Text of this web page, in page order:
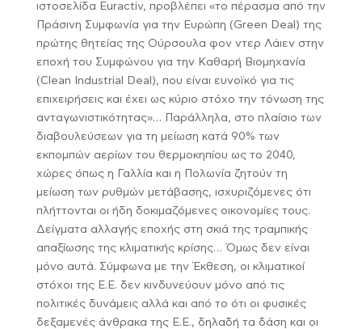
ιστοσελίδα Euractiv, προβλέπει «το πέρασμα από την
Πράσινη Συμφωνία για την Ευρώπη (Green Deal) της
πρώτης θητείας της Ούρσουλα φον ντερ Λάιεν στην
εποχή του Συμφώνου για την Καθαρή Βιομηχανία
(Clean Industrial Deal), που είναι ευνοϊκό για τις
επιχειρήσεις και έχει ως κύριο στόχο την τόνωση της
ανταγωνιστικότητας»… Παράλληλα, στο πλαίσιο των
διαβουλεύσεων για τη μείωση κατά 90% των
εκπομπών αερίων του θερμοκηπίου ως το 2040,
χώρες όπως η Γαλλία και η Πολωνία ζητούν τη
μείωση των ρυθμών μετάβασης, ισχυριζόμενες ότι
πλήττονται οι ήδη δοκιμαζόμενες οικονομίες τους.
Δείγματα αλλαγής εποχής στη σκιά της τραμπικής
απαξίωσης της κλιματικής κρίσης… Όμως δεν είναι
μόνο αυτά. Σύμφωνα με την Έκθεση, οι κλιματικοί
στόχοι της Ε.Ε. δεν κινδυνεύουν μόνο από τις
πολιτικές δυνάμεις αλλά και από το ότι οι φυσικές
δεξαμενές άνθρακα της Ε.Ε., δηλαδή τα δάση και οι